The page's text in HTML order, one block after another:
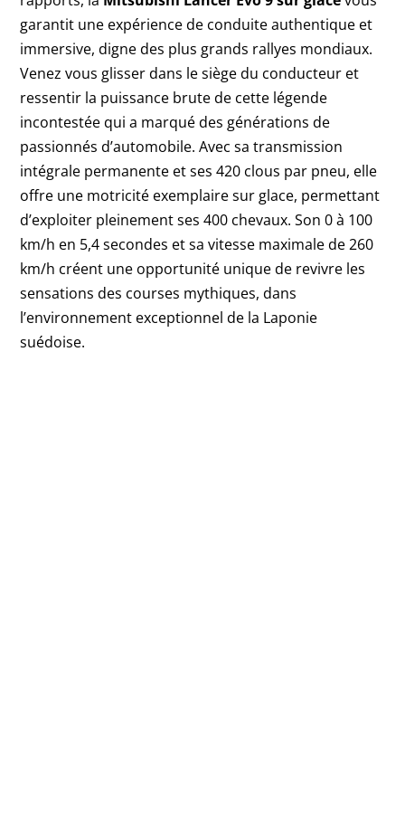
garantit une expérience de conduite authentique et
immersive, digne des plus grands rallyes mondiaux.
Venez vous glisser dans le siège du conducteur et
ressentir la puissance brute de cette légende
incontestée qui a marqué des générations de
passionnés d’automobile. Avec sa transmission
intégrale permanente et ses 420 clous par pneu, elle
offre une motricité exemplaire sur glace, permettant
d’exploiter pleinement ses 400 chevaux. Son 0 à 100
km/h en 5,4 secondes et sa vitesse maximale de 260
km/h créent une opportunité unique de revivre les
sensations des courses mythiques, dans
l’environnement exceptionnel de la Laponie
suédoise.